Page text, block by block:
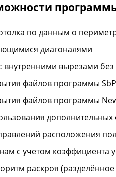
по данным о
диагоналями
внутренними вырезами
файлов программы
файлов программы
расположения
с учетом коэффициента
раскроя